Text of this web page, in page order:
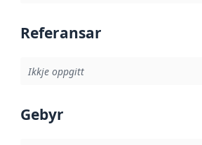
Referansar
Ikkje oppgitt
Gebyr